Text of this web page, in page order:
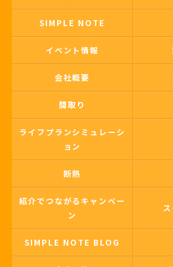
SIMPLE NOTE
イベント情報
会社概要
間取り
ライフプランシミュレーシ
ョン
断熱
紹介でつながるキャンペー
ン
SIMPLE NOTE BLOG